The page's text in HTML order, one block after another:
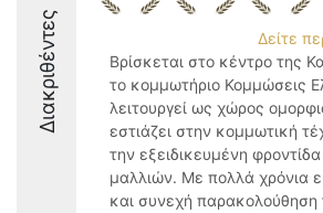
Διακριθέντες
Δείτε
Βρίσκεται στο κέντρο της
το κομμωτήριο Κομμώσεις
λειτουργεί ως χώρος
εστιάζει στην κομμωτική
την εξειδικευμένη
μαλλιών. Με πολλά χρόνια
και συνεχή